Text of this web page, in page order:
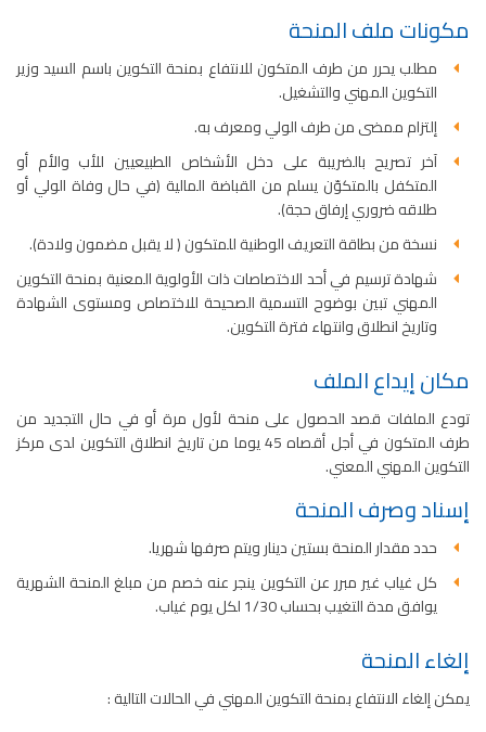
مكونات ملف المنحة
مطلب يحرر من طرف المتكون للانتفاع بمنحة التكوين باسم السيد وزير
التكوين المهني والتشغيل.
إلتزام ممضى من طرف الولي ومعرف به.
آخر تصريح بالضريبة على دخل الأشخاص الطبيعيين للأب والأم أو
المتكفل بالمتكوّن يسلم من القباضة المالية (في حال وفاة الولي أو
طلاقه ضروري إرفاق حجة).
نسخة من بطاقة التعريف الوطنية للمتكون ( لا يقبل مضمون ولادة).
شهادة ترسيم في أحد الاختصاصات ذات الأولوية المعنية بمنحة التكوين
المهني تبين بوضوح التسمية الصحيحة للاختصاص ومستوى الشهادة
وتاريخ انطلاق وانتهاء فترة التكوين.
مكان إيداع الملف
تودع الملفات قصد الحصول على منحة لأول مرة أو في حال التجديد من
طرف المتكون في أجل أقصاه 45 يوما من تاريخ انطلاق التكوين لدى مركز
التكوين المهني المعني.
إسناد وصرف المنحة
حدد مقدار المنحة بستين دينار ويتم صرفها شهريا.
كل غياب غير مبرر عن التكوين ينجر عنه خصم من مبلغ المنحة الشهرية
يوافق مدة التغيب بحساب 1/30 لكل يوم غياب.
إلغاء المنحة
يمكن إلغاء الانتفاع بمنحة التكوين المهني في الحالات التالية :